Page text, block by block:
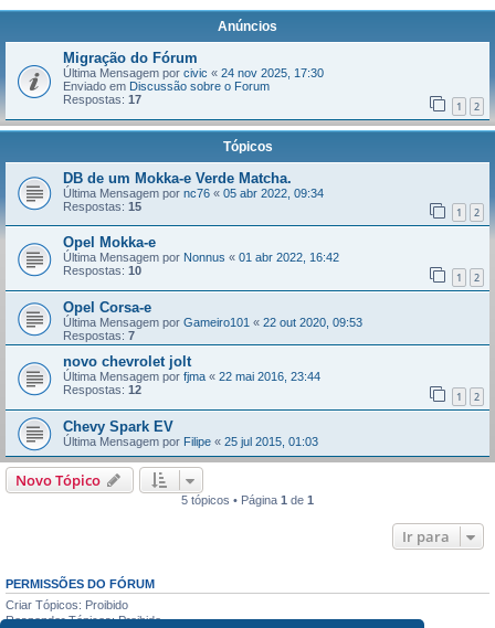
Anúncios
Migração do Fórum
Última Mensagem por civic « 24 nov 2025, 17:30
Enviado em Discussão sobre o Forum
Respostas: 17 1 2
Tópicos
DB de um Mokka-e Verde Matcha.
Última Mensagem por nc76 « 05 abr 2022, 09:34
Respostas: 15 1 2
Opel Mokka-e
Última Mensagem por Nonnus « 01 abr 2022, 16:42
Respostas: 10 1 2
Opel Corsa-e
Última Mensagem por Gameiro101 « 22 out 2020, 09:53
Respostas: 7
novo chevrolet jolt
Última Mensagem por fjma « 22 mai 2016, 23:44
Respostas: 12 1 2
Chevy Spark EV
Última Mensagem por Filipe « 25 jul 2015, 01:03
Novo Tópico
5 tópicos • Página 1 de 1
Ir para
PERMISSÕES DO FÓRUM
Criar Tópicos: Proibido
Responder Tópicos: Proibido